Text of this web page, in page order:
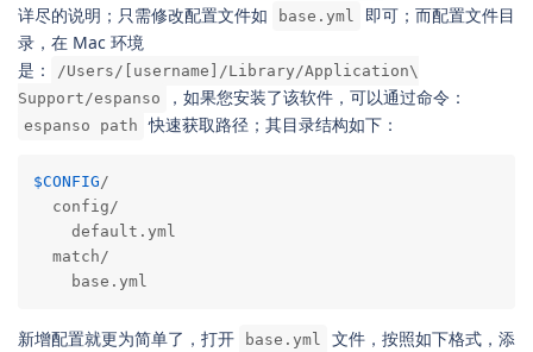
详尽的说明；只需修改配置文件如
base.yml
即可；而配置文件目
录，在 Mac 环境
是：
/Users/[username]/Library/Application\
Support/espanso
，如果您安装了该软件，可以通过命令：
espanso path 快速获取路径；其目录结构如下：
$CONFIG/
  config/
    default.yml
  match/
    base.yml
新增配置就更为简单了，打开 base.yml
文件，按照如下格式，添